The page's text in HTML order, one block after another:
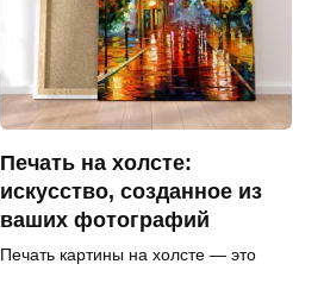
Печать на холсте:
искусство, созданное из
ваших фотографий
Печать картины на холсте — это